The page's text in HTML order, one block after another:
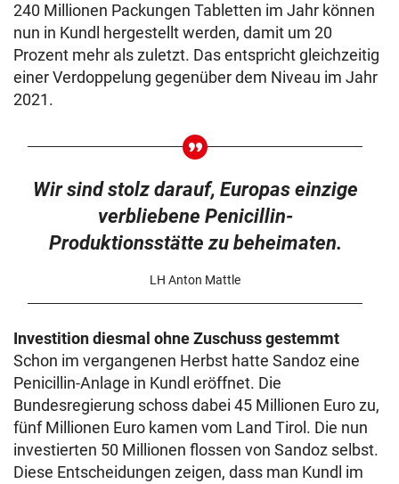
240 Millionen Packungen Tabletten im Jahr können
nun in Kundl hergestellt werden, damit um 20
Prozent mehr als zuletzt. Das entspricht gleichzeitig
einer Verdoppelung gegenüber dem Niveau im Jahr
2021.
Wir sind stolz darauf, Europas einzige
verbliebene Penicillin-
Produktionsstätte zu beheimaten.
LH Anton Mattle
Investition diesmal ohne Zuschuss gestemmt
Schon im vergangenen Herbst hatte Sandoz eine
Penicillin-Anlage in Kundl eröffnet. Die
Bundesregierung schoss dabei 45 Millionen Euro zu,
fünf Millionen Euro kamen vom Land Tirol. Die nun
investierten 50 Millionen flossen von Sandoz selbst.
Diese Entscheidungen zeigen, dass man Kundl im